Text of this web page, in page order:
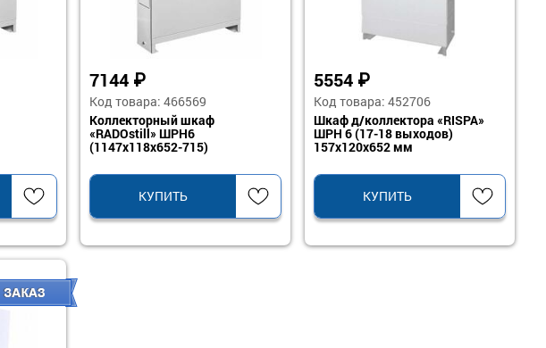
7144 ₽
Код товара: 466569
Коллекторный шкаф
«RADOstill» ШРН6
(1147x118x652-715)
КУПИТЬ
5554 ₽
Код товара: 452706
Шкаф д/коллектора «RISPA»
ШРН 6 (17-18 выходов)
157х120х652 мм
КУПИТЬ